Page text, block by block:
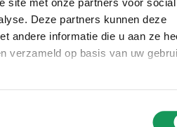
Deze partners kunnen deze
andere informatie die u aan ze
verzameld op basis van uw
een zakelijk verblijf bij